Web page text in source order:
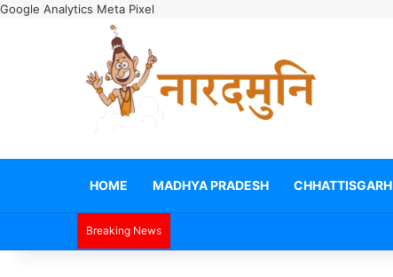
Google Analytics Meta Pixel
HOME MADHYA PRADESH CHHATTISGARH
Breaking News